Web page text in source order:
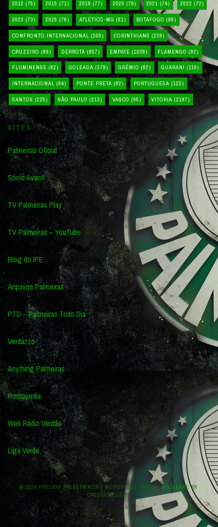
2012 (75) 2015 (71) 2018 (77) 2020 (79) 2021 (74) 2022 (72)
2023 (73) 2025 (76) ATLÉTICO-MG (81) BOTAFOGO (86)
CONFRONTO INTERNACIONAL (300) CORINTHIANS (239)
CRUZEIRO (89) DERROTA (957) EMPATE (1038) FLAMENGO (92)
FLUMINENSE (82) GOLEADA (379) GRÊMIO (82) GUARANI (119)
INTERNACIONAL (84) PONTE PRETA (82) PORTUGUESA (122)
SANTOS (225) SÃO PAULO (213) VASCO (95) VITÓRIA (2197)
SITES
Palmeiras Oficial
Sócio Avanti
TV Palmeiras Play
TV Palmeiras – YouTube
Blog do IPE
Arquivos Palmeiras
PTD – Palmeiras Todo Dia
Verdazzo
Anything Palmeiras
Porcopedia
Web Rádio Verdão
Liga Verde
© 2026 PRÉLIOS PALESTRINOS | WORDPRESS THEME: NUCLEAREBY
CRESTAPROJECT.